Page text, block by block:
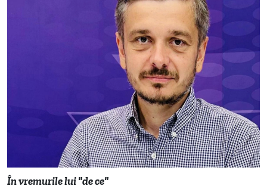
În vremurile lui "de ce"